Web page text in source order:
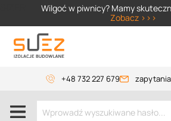
Wilgoć w piwnicy? Mamy
Zobacz >>>
+48 732 227 679